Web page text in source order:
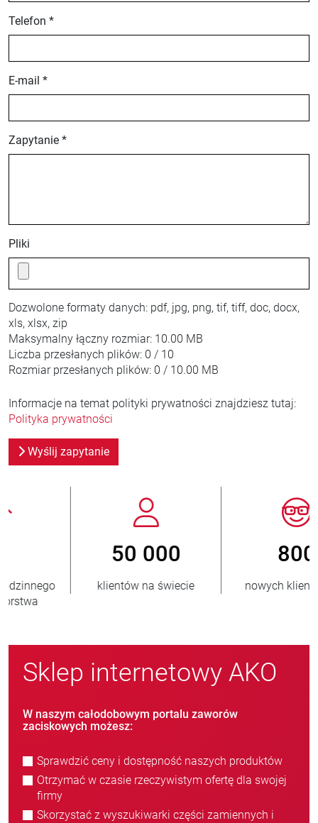
Telefon *
E-mail *
Zapytanie *
Pliki
Dozwolone formaty danych: pdf, jpg, png, tif, tiff, doc, docx,
xls, xlsx, zip
Maksymalny łączny rozmiar: 10.00 MB
Liczba przesłanych plików: 0 / 10
Rozmiar przesłanych plików: 0 / 10.00 MB
Informacje na temat polityki prywatności znajdziesz tutaj:
Polityka prywatności
Wyślij zapytanie
nowych klientów/rok
> 3 500 000
sprzedanych jednostek
Sklep internetowy AKO
W naszym całodobowym portalu zaworów
zaciskowych możesz:
Sprawdzić ceny i dostępność naszych produktów
Otrzymać w czasie rzeczywistym ofertę dla swojej
firmy
Skorzystać z wyszukiwarki części zamiennych i